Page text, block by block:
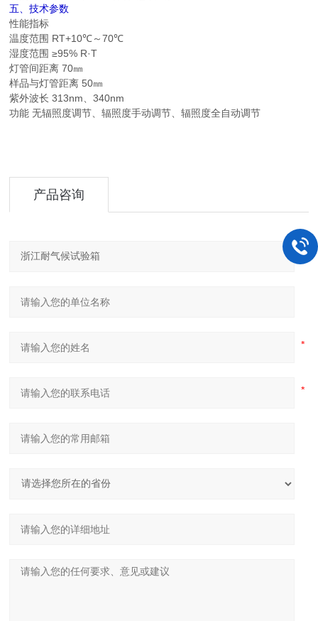
五、技术参数
性能指标
温度范围 RT+10℃～70℃
湿度范围 ≥95% R·T
灯管间距离 70㎜
样品与灯管距离 50㎜
紫外波长 313nm、340nm
功能 无辐照度调节、辐照度手动调节、辐照度全自动调节
产品咨询